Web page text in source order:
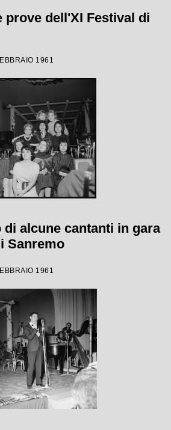
prove dell'XI Festival di
1961
di alcune cantanti in gara
Sanremo
1961